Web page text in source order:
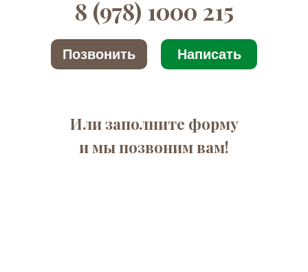
Или заполните форму
и мы позвоним вам!
Позвонить Написать
8 (978) 1000 215